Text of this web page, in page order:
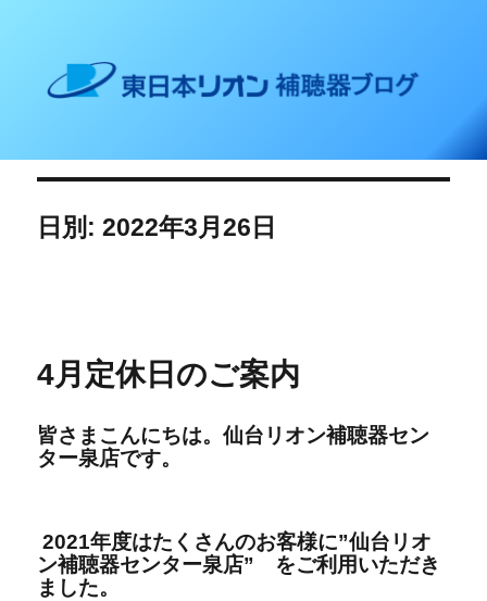
東日本リオン 補聴器ブログ
日別: 2022年3月26日
4月定休日のご案内
皆さまこんにちは。仙台リオン補聴器セン
ター泉店です。
2021年度はたくさんのお客様に”仙台リオ
ン補聴器センター泉店” をご利用いただき
ました。